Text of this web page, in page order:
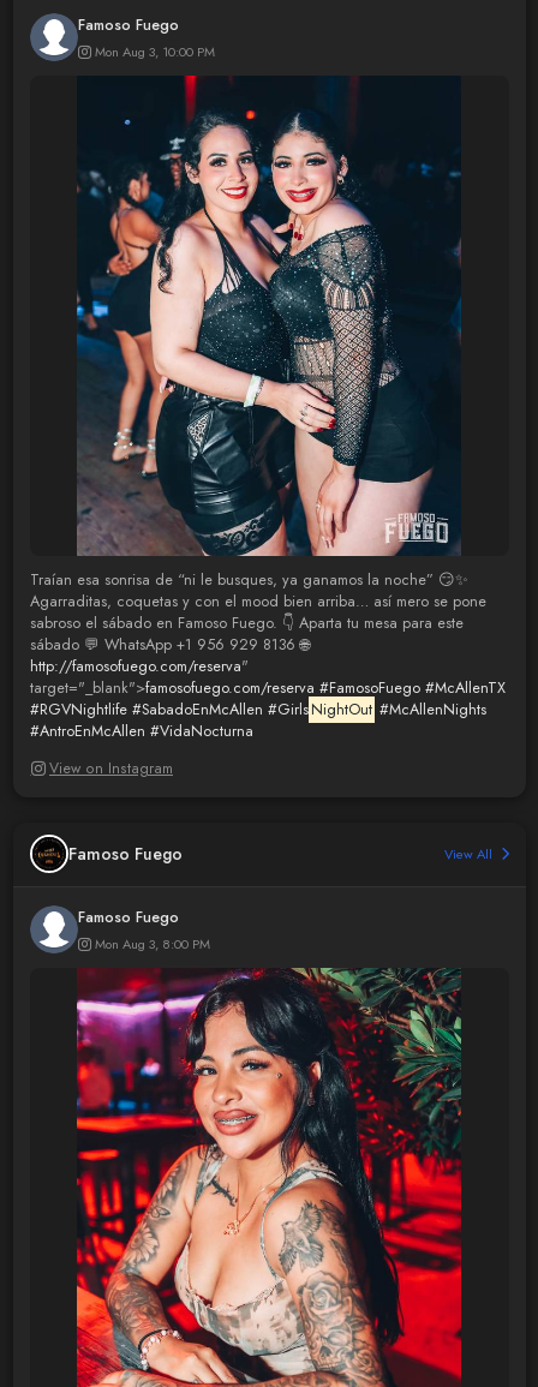
Famoso Fuego
Mon Aug 3, 10:00 PM
Traían esa sonrisa de “ni le busques, ya ganamos la noche” 😏✨
Agarraditas, coquetas y con el mood bien arriba… así mero se pone
sabroso el sábado en Famoso Fuego. 👇 Aparta tu mesa para este
sábado 💬 WhatsApp +1 956 929 8136 🌐
http://famosofuego.com/reserva"
target="_blank">famosofuego.com/reserva #FamosoFuego #McAllenTX
#RGVNightlife #SabadoEnMcAllen #GirlsNightOut #McAllenNights
#AntroEnMcAllen #VidaNocturna
View on Instagram
Famoso Fuego View All
Famoso Fuego
Mon Aug 3, 8:00 PM